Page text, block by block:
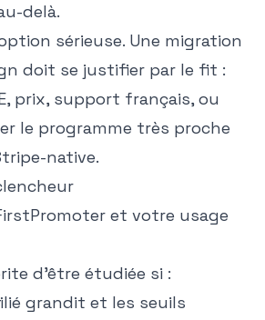
delà.
sérieuse. Une migration
doit se justifier par le fit :
prix, support français, ou
le programme très proche
native.
et votre usage
d'être étudiée si :
grandit et les seuils